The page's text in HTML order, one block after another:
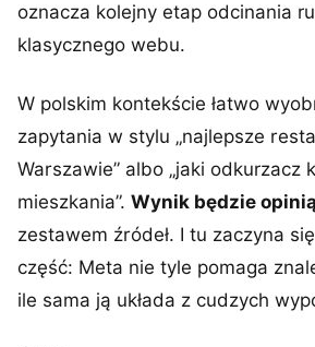
oznacza kolejny etap odcinania
klasycznego webu.
W polskim kontekście łatwo
zapytania w stylu „najlepsze
Warszawie” albo „jaki odkurzacz
mieszkania”. Wynik będzie opinią
zestawem źródeł. I tu zaczyna
część: Meta nie tyle pomaga
ile sama ją układa z cudzych